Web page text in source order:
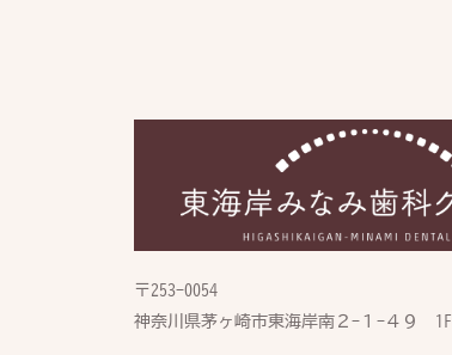
〒253-0054
神奈川県茅ヶ崎市東海岸南２-１−４９　1F